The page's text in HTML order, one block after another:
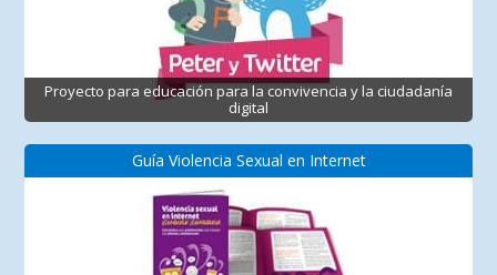
Proyecto para educación para la convivencia y la ciudadanía
digital
Guía Violencia Sexual en Internet